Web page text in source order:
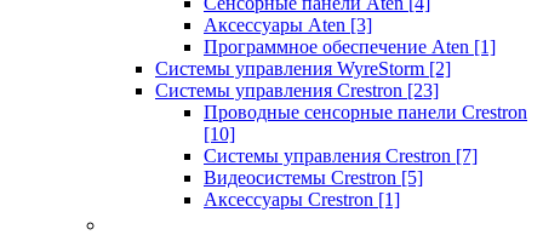
Аксессуары Aten [3]
Программное обеспечение Aten [1]
Системы управления WyreStorm [2]
Системы управления Crestron [23]
Проводные сенсорные панели Crestron
[10]
Системы управления Crestron [7]
Видеосистемы Crestron [5]
Аксессуары Crestron [1]